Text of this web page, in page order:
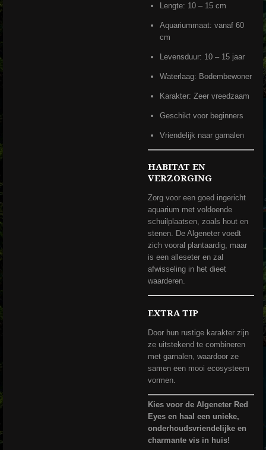
Lengte: 10 – 15 cm
Aquariummaat: vanaf 60
cm
Levensduur: 10 – 15 jaar
Waterlaag: Bodembewoner
Karakter: Zeer vreedzaam
Geschikt voor beginners
Vriendelijk naar garnalen
HABITAT EN
VERZORGING
Zorg voor een goed ingericht
aquarium met voldoende
schuilplaatsen, zoals hout en
stenen. De Algeneter voedt
zich vooral plantaardig, maar
is een alleseter en zal
afwisseling in het dieet
waarderen.
EXTRA TIP
Door hun rustige karakter zijn
ze uitstekend te combineren
met garnalen, waardoor ze
samen een mooi ecosysteem
vormen.
Kies voor de Algeneter Red
Eyes en haal een unieke,
onderhoudsvriendelijke en
charmante vis in huis!